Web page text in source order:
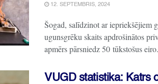
12. SEPTEMBRIS, 2024
Šogad, salīdzinot ar iepriekšējiem
ugunsgrēku skaits apdrošinātos
apmērs pārsniedz 50 tūkstošus
VUGD statistika: Katrs